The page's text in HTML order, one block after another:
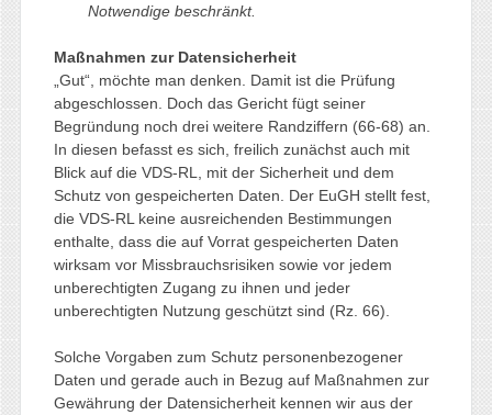
Notwendige beschränkt.
Maßnahmen zur Datensicherheit
„Gut“, möchte man denken. Damit ist die Prüfung
abgeschlossen. Doch das Gericht fügt seiner
Begründung noch drei weitere Randziffern (66-68) an.
In diesen befasst es sich, freilich zunächst auch mit
Blick auf die VDS-RL, mit der Sicherheit und dem
Schutz von gespeicherten Daten. Der EuGH stellt fest,
die VDS-RL keine ausreichenden Bestimmungen
enthalte, dass die auf Vorrat gespeicherten Daten
wirksam vor Missbrauchsrisiken sowie vor jedem
unberechtigten Zugang zu ihnen und jeder
unberechtigten Nutzung geschützt sind (Rz. 66).
Solche Vorgaben zum Schutz personenbezogener
Daten und gerade auch in Bezug auf Maßnahmen zur
Gewährung der Datensicherheit kennen wir aus der